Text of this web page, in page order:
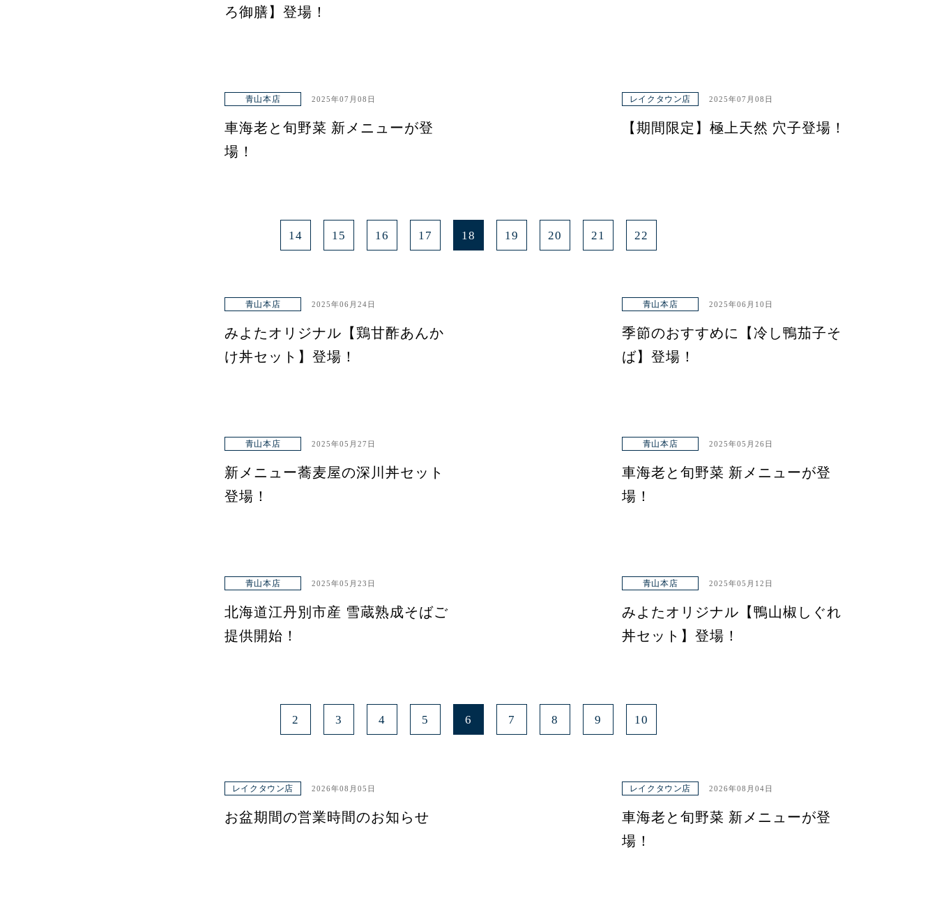
ろ御膳】登場！
青山本店 2025年07月08日
車海老と旬野菜 新メニューが登
場！
レイクタウン店 2025年07月08日
【期間限定】極上天然 穴子登場！
14 15 16 17 18 19 20 21 22
青山本店 2025年06月24日
みよたオリジナル【鶏甘酢あんか
け丼セット】登場！
青山本店 2025年06月10日
季節のおすすめに【冷し鴨茄子そ
ば】登場！
青山本店 2025年05月27日
新メニュー蕎麦屋の深川丼セット
登場！
青山本店 2025年05月26日
車海老と旬野菜 新メニューが登
場！
青山本店 2025年05月23日
北海道江丹別市産 雪蔵熟成そばご
提供開始！
青山本店 2025年05月12日
みよたオリジナル【鴨山椒しぐれ
丼セット】登場！
2 3 4 5 6 7 8 9 10
レイクタウン店 2026年08月05日
お盆期間の営業時間のお知らせ
レイクタウン店 2026年08月04日
車海老と旬野菜 新メニューが登
場！